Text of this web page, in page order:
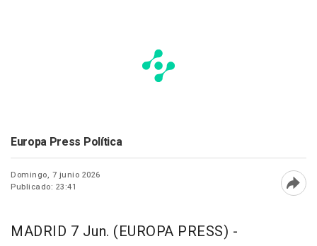
Europa Press Política
Domingo, 7 junio 2026
Publicado: 23:41
MADRID 7 Jun. (EUROPA PRESS) -